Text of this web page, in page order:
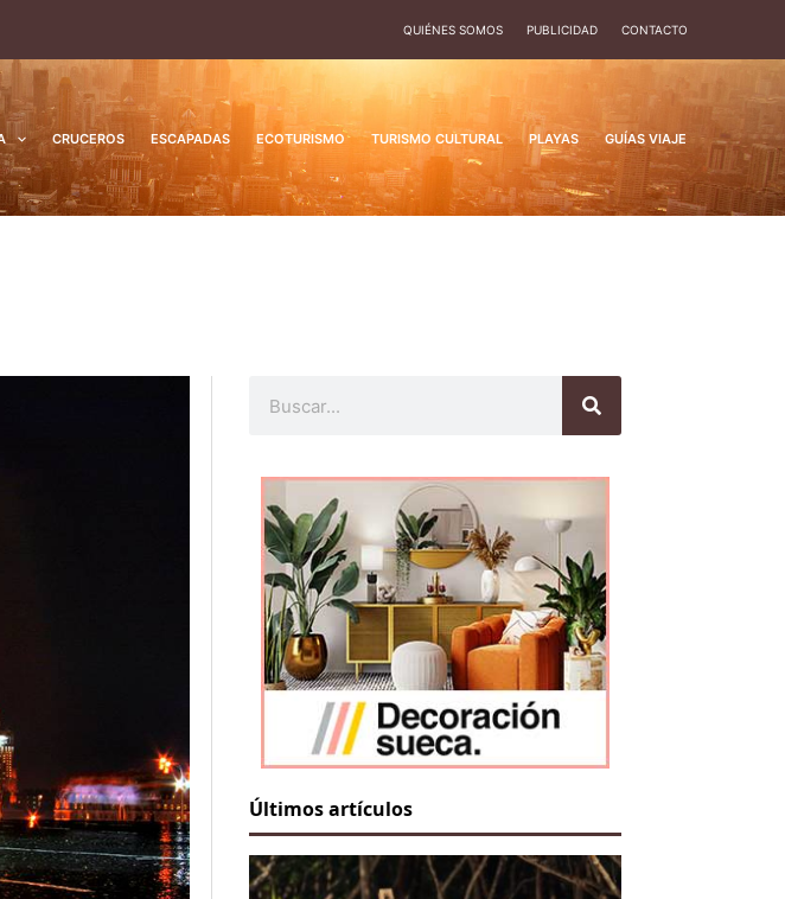
QUIÉNES SOMOS PUBLICIDAD CONTACTO
CRUCEROS ESCAPADAS ECOTURISMO TURISMO CULTURAL PLAYAS GUÍAS VIAJE
Últimos artículos